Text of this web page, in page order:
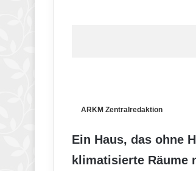
ARKM Zentralredaktion
Ein Haus, das ohne
klimatisierte Räume